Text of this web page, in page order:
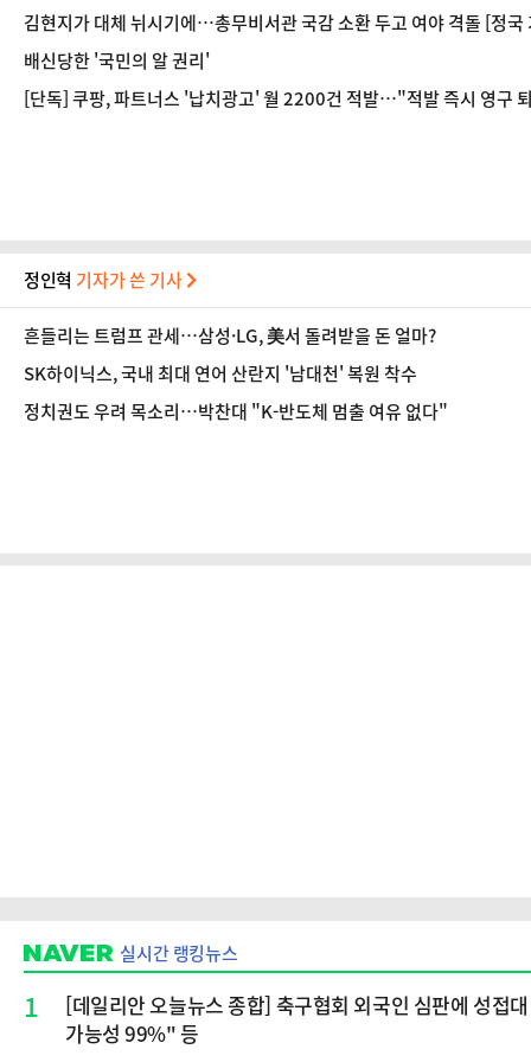
김현지가 대체 뉘시기에…총무비서관 국감 소환 두고 여야 격돌 [정국
배신당한 '국민의 알 권리'
[단독] 쿠팡, 파트너스 '납치광고' 월 2200건 적발…"적발 즉시 영구
정인혁 기자가 쓴 기사
흔들리는 트럼프 관세…삼성·LG, 美서 돌려받을 돈 얼마?
SK하이닉스, 국내 최대 연어 산란지 '남대천' 복원 착수
정치권도 우려 목소리…박찬대 "K-반도체 멈출 여유 없다"
실시간 랭킹뉴스
1
[데일리안 오늘뉴스 종합] 축구협회 외국인 심판에 성접
가능성 99%" 등